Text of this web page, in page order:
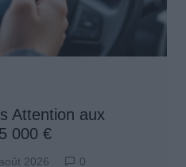
Attention aux
000 €
2026 0